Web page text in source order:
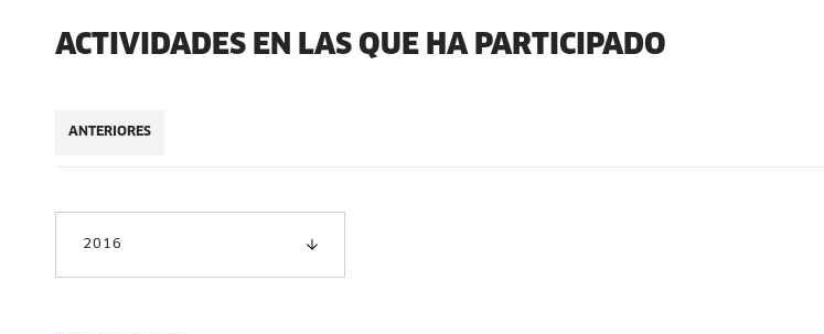
ACTIVIDADES EN LAS QUE HA PARTICIPADO
ANTERIORES
2016